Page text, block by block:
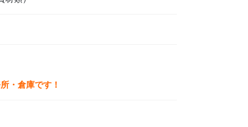
・倉庫です！